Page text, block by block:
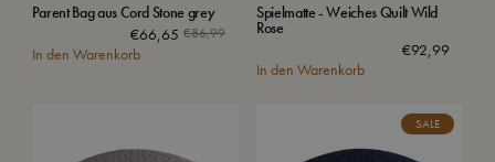
Parent Bag aus Cord Stone grey
€86,99
€66,65
In den Warenkorb
Spielmatte - Weiches Quilt Wild
Rose
€92,99
In den Warenkorb
SALE